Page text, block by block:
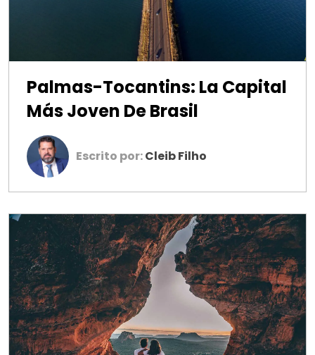
Palmas-Tocantins: La Capital
Más Joven De Brasil
Escrito por:Cleib Filho